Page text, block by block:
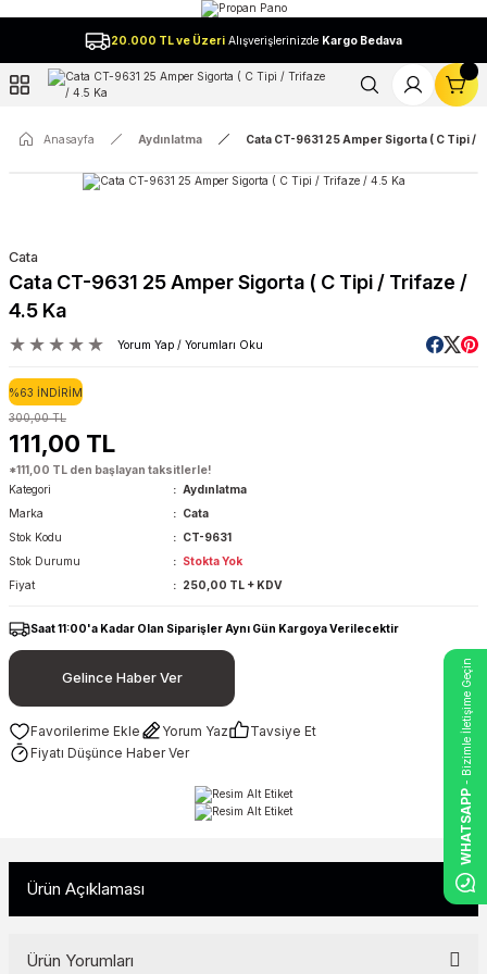
20.000 TL ve Üzeri Alışverişlerinizde Kargo Bedava
Anasayfa Aydınlatma Cata CT-9631 25 Amper Sigorta ( C Tipi /
Cata
Cata CT-9631 25 Amper Sigorta ( C Tipi / Trifaze /
4.5 Ka
Yorum Yap / Yorumları Oku
%63 İNDİRİM
300,00 TL
111,00 TL
*111,00 TL den başlayan taksitlerle!
Kategori
Aydınlatma
Marka
Cata
Stok Kodu
CT-9631
Stok Durumu
Stokta Yok
Fiyat
250,00 TL + KDV
Saat 11:00'a Kadar Olan Siparişler Aynı Gün Kargoya Verilecektir
Gelince Haber Ver
Yorum Yaz
Tavsiye Et
Fiyatı Düşünce Haber Ver
Ürün Açıklaması
Ürün Yorumları
WHATSAPP
- Bizimle İletişime Geçin